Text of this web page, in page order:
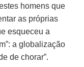
homens que
as próprias
esqueceu a
a globalização
de chorar”.